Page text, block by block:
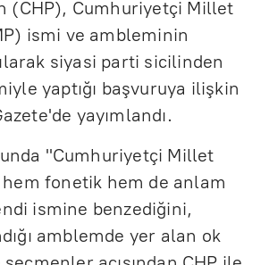
(CHP), Cumhuriyetçi Millet
ismi ve ambleminin
siyasi parti sicilinden
yaptığı başvuruya ilişkin
yayımlandı.
"Cumhuriyetçi Millet
hem fonetik hem de anlam
ismine benzediğini,
amblemde yer alan ok